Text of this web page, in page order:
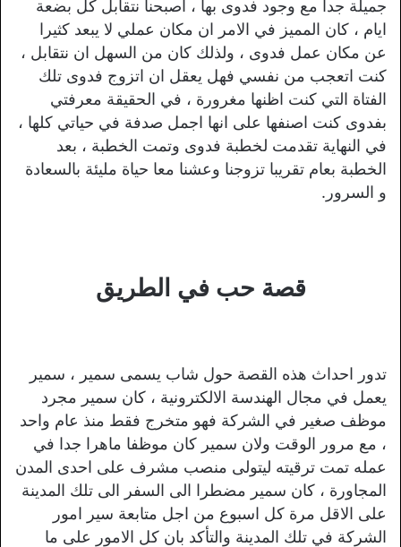
جميلة جدا مع وجود فدوى بها ، اصبحنا نتقابل كل بضعة
ايام ، كان المميز في الامر ان مكان عملي لا يبعد كثيرا
عن مكان عمل فدوى ، ولذلك كان من السهل ان نتقابل ،
كنت اتعجب من نفسي فهل يعقل ان اتزوج فدوى تلك
الفتاة التي كنت اظنها مغرورة ، في الحقيقة معرفتي
بفدوى كنت اصنفها على انها اجمل صدفة في حياتي كلها ،
في النهاية تقدمت لخطبة فدوى وتمت الخطبة ، بعد
الخطبة بعام تقريبا تزوجنا وعشنا معا حياة مليئة بالسعادة
و السرور.
قصة حب في الطريق
تدور احداث هذه القصة حول شاب يسمى سمير ، سمير
يعمل في مجال الهندسة الالكترونية ، كان سمير مجرد
موظف صغير في الشركة فهو متخرج فقط منذ عام واحد
، مع مرور الوقت ولان سمير كان موظفا ماهرا جدا في
عمله تمت ترقيته ليتولى منصب مشرف على احدى المدن
المجاورة ، كان سمير مضطرا الى السفر الى تلك المدينة
على الاقل مرة كل اسبوع من اجل متابعة سير امور
الشركة في تلك المدينة والتأكد بان كل الامور على ما